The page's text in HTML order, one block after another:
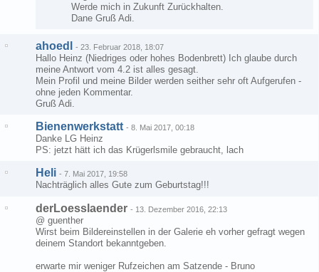
Werde mich in Zukunft Zurückhalten.
Dane Gruß Adi.
ahoedl - 23. Februar 2018, 18:07
Hallo Heinz (Niedriges oder hohes Bodenbrett) Ich glaube durch
meine Antwort vom 4.2 ist alles gesagt.
Mein Profil und meine Bilder werden seither sehr oft Aufgerufen -
ohne jeden Kommentar.
Gruß Adi.
Bienenwerkstatt - 8. Mai 2017, 00:18
Danke LG Heinz
PS: jetzt hätt ich das Krügerlsmile gebraucht, lach
Heli - 7. Mai 2017, 19:58
Nachträglich alles Gute zum Geburtstag!!!
derLoesslaender - 13. Dezember 2016, 22:13
@ guenther
Wirst beim Bildereinstellen in der Galerie eh vorher gefragt wegen
deinem Standort bekanntgeben.
erwarte mir weniger Rufzeichen am Satzende - Bruno